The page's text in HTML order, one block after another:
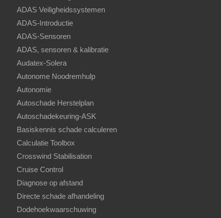
ADAS Veiligheidssystemen
ADAS-Introductie
ADAS-Sensoren
ADAS, sensoren & kalibratie
Audatex-Solera
Autonome Noodremhulp
Autonomie
Autoschade Herstelplan
Autoschadekeuring-ASK
Basiskennis schade calculeren
Calculatie Toolbox
Crosswind Stabilisation
Cruise Control
Diagnose op afstand
Directe schade afhandeling
Dodehoekwaarschuwing